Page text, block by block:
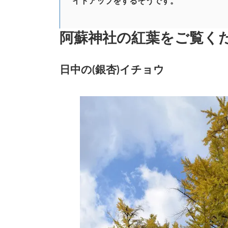
阿蘇神社の紅葉をご覧く
日中の(銀杏)イチョウ